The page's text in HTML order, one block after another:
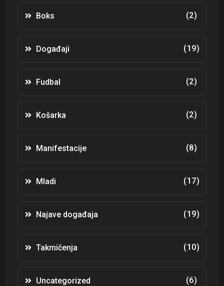
Boks (2)
Događaji (19)
Fudbal (2)
Košarka (2)
Manifestacije (8)
Mladi (17)
Najave događaja (19)
Takmičenja (10)
Uncategorized (6)